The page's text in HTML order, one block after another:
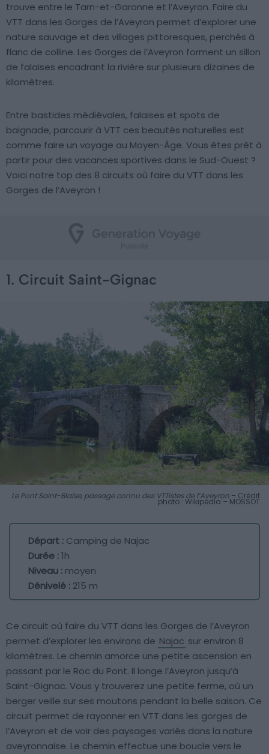
trouve entre le Tarn-et-Garonne et l’Aveyron. Faire du
VTT dans les Gorges de l’Aveyron permet d’explorer une
nature sauvage et des villages pittoresques, perchés à
flanc de colline. Les Gorges de l’Aveyron forment un sillon
de falaises encadrant la rivière sur plusieurs dizaines de
kilomètres.
Entre bastides médiévales, falaises et spots de
baignade, parcourir à VTT ces beautés naturelles est
comme faire un voyage au Moyen-Âge. Vous êtes prêt à
partir pour des vacances sportives dans le Sud-Ouest ?
Voici notre top des 8 circuits où faire du VTT dans les
Gorges de l’Aveyron !
1. Circuit Saint-Gignac
Le Pont Saint-Blaise, passage connu des VTTistes de l’Aveyron – Crédit
photo : Wikipédia – MOSSOT
Départ : Camping de Najac
Durée :1h
Niveau : moyen
Dénivelé : 215 m
Ce circuit où faire du VTT dans les Gorges de l’Aveyron
permet d’explorer les environs de Najac sur environ 8
kilomètres. Le chemin amorce une petite ascension en
passant par le Roc du Pont. Il longe l’Aveyron jusqu’à
Saint-Gignac. Vous y trouverez une petite ferme, où un
berger veille sur ses moutons pendant la belle saison. Ce
circuit permet de rayonner en VTT dans les gorges de
l’Aveyron et de voir des paysages variés dans la nature
aveyronnaise. Le chemin effectue une boucle vers le